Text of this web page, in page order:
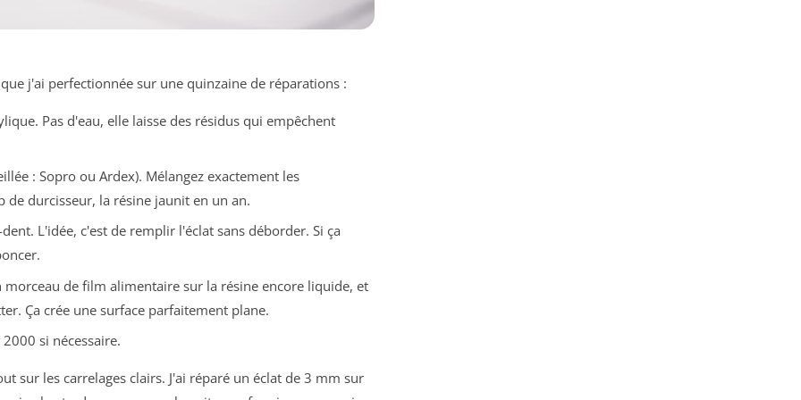
j'ai perfectionnée sur une quinzaine de réparations :
Pas d'eau, elle laisse des résidus qui empêchent
: Sopro ou Ardex). Mélangez exactement les
durcisseur, la résine jaunit en un an.
L'idée, c'est de remplir l'éclat sans déborder. Si ça
de film alimentaire sur la résine encore liquide, et
Ça crée une surface parfaitement plane.
si nécessaire.
sur les carrelages clairs. J'ai réparé un éclat de 3 mm sur